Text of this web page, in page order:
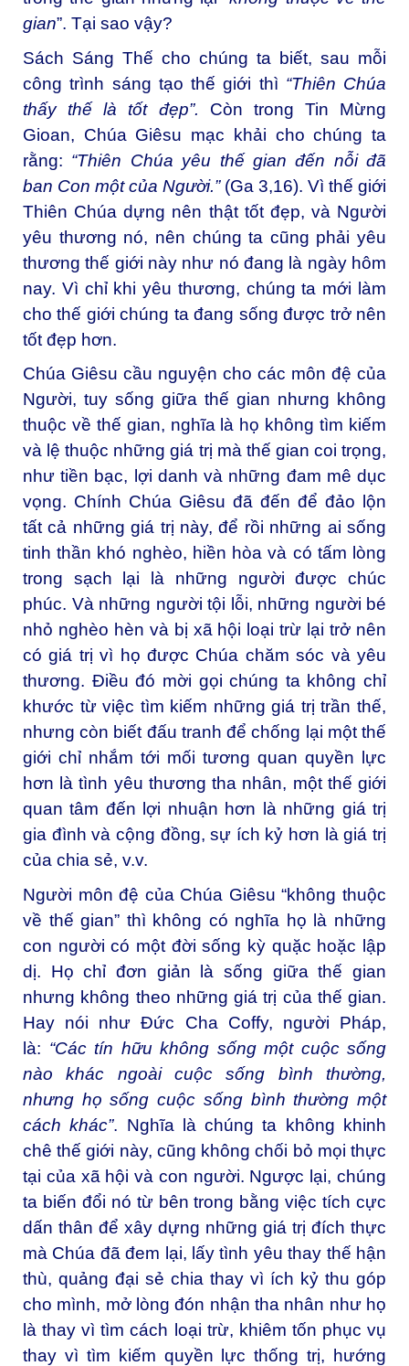
gian”. Tại sao vậy?
Sách Sáng Thế cho chúng ta biết, sau mỗi
công trình sáng tạo thế giới thì “Thiên Chúa
thấy thế là tốt đẹp”. Còn trong Tin Mừng
Gioan, Chúa Giêsu mạc khải cho chúng ta
rằng: “Thiên Chúa yêu thế gian đến nỗi đã
ban Con một của Người.”(Ga 3,16). Vì thế giới
Thiên Chúa dựng nên thật tốt đẹp, và Người
yêu thương nó, nên chúng ta cũng phải yêu
thương thế giới này như nó đang là ngày hôm
nay. Vì chỉ khi yêu thương, chúng ta mới làm
cho thế giới chúng ta đang sống được trở nên
tốt đẹp hơn.
Chúa Giêsu cầu nguyện cho các môn đệ của
Người, tuy sống giữa thế gian nhưng không
thuộc về thế gian, nghĩa là họ không tìm kiếm
và lệ thuộc những giá trị mà thế gian coi trọng,
như tiền bạc, lợi danh và những đam mê dục
vọng. Chính Chúa Giêsu đã đến để đảo lộn
tất cả những giá trị này, để rồi những ai sống
tinh thần khó nghèo, hiền hòa và có tấm lòng
trong sạch lại là những người được chúc
phúc. Và những người tội lỗi, những người bé
nhỏ nghèo hèn và bị xã hội loại trừ lại trở nên
có giá trị vì họ được Chúa chăm sóc và yêu
thương. Điều đó mời gọi chúng ta không chỉ
khước từ việc tìm kiếm những giá trị trần thế,
nhưng còn biết đấu tranh để chống lại một thế
giới chỉ nhắm tới mối tương quan quyền lực
hơn là tình yêu thương tha nhân, một thế giới
quan tâm đến lợi nhuận hơn là những giá trị
gia đình và cộng đồng, sự ích kỷ hơn là giá trị
của chia sẻ, v.v.
Người môn đệ của Chúa Giêsu “không thuộc
về thế gian” thì không có nghĩa họ là những
con người có một đời sống kỳ quặc hoặc lập
dị. Họ chỉ đơn giản là sống giữa thế gian
nhưng không theo những giá trị của thế gian.
Hay nói như Đức Cha Coffy, người Pháp,
là: “Các tín hữu không sống một cuộc sống
nào khác ngoài cuộc sống bình thường,
nhưng họ sống cuộc sống bình thường một
cách khác”. Nghĩa là chúng ta không khinh
chê thế giới này, cũng không chối bỏ mọi thực
tại của xã hội và con người. Ngược lại, chúng
ta biến đổi nó từ bên trong bằng việc tích cực
dấn thân để xây dựng những giá trị đích thực
mà Chúa đã đem lại, lấy tình yêu thay thế hận
thù, quảng đại sẻ chia thay vì ích kỷ thu góp
cho mình, mở lòng đón nhận tha nhân như họ
là thay vì tìm cách loại trừ, khiêm tốn phục vụ
thay vì tìm kiếm quyền lực thống trị, hướng